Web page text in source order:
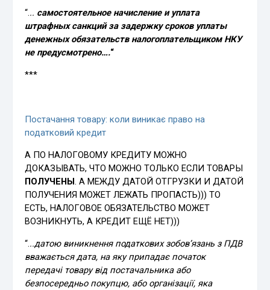
“... самостоятельное начисление и уплата
штрафных санкций за задержку сроков уплаты
денежных обязательств налогоплательщиком НКУ
не предусмотрено….“
***
Постачання товару: коли виникає право на
податковий кредит
А ПО НАЛОГОВОМУ КРЕДИТУ МОЖНО
ДОКАЗЫВАТЬ, ЧТО МОЖНО ТОЛЬКО ЕСЛИ ТОВАРЫ
ПОЛУЧЕНЫ. А МЕЖДУ ДАТОЙ ОТГРУЗКИ И ДАТОЙ
ПОЛУЧЕНИЯ МОЖЕТ ЛЕЖАТЬ ПРОПАСТЬ))) ТО
ЕСТЬ, НАЛОГОВОЕ ОБЯЗАТЕЛЬСТВО МОЖЕТ
ВОЗНИКНУТЬ, А КРЕДИТ ЕЩЁ НЕТ)))
“...датою виникнення податкових зобов’язань з ПДВ
вважається дата, на яку припадає початок
передачі товару від постачальника або
безпосередньо покупцю, або організації, яка